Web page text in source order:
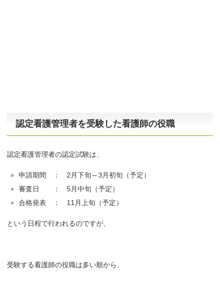
認定看護管理者を受験した看護師の役職
認定看護管理者の認定試験は、
申請期間 ： 2月下旬～3月初旬（予定）
審査日 ： 5月中旬（予定）
合格発表 ： 11月上旬（予定）
という日程で行われるのですが、
受験する看護師の役職は多い順から、